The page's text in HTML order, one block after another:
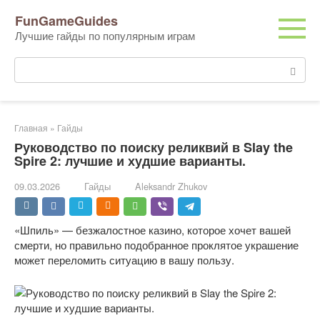
контенту
FunGameGuides
Лучшие гайды по популярным играм
Поиск:
Главная » Гайды
Руководство по поиску реликвий в Slay the
Spire 2: лучшие и худшие варианты.
09.03.2026 Гайды Aleksandr Zhukov
«Шпиль» — безжалостное казино, которое хочет вашей
смерти, но правильно подобранное проклятое украшение
может переломить ситуацию в вашу пользу.